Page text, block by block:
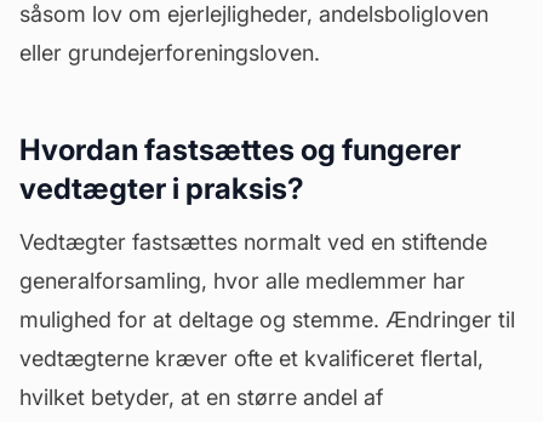
såsom lov om ejerlejligheder, andelsboligloven
eller grundejerforeningsloven.
Hvordan fastsættes og fungerer
vedtægter i praksis?
Vedtægter fastsættes normalt ved en stiftende
generalforsamling, hvor alle medlemmer har
mulighed for at deltage og stemme. Ændringer til
vedtægterne kræver ofte et kvalificeret flertal,
hvilket betyder, at en større andel af